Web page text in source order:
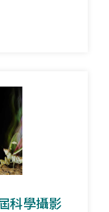
科學攝影